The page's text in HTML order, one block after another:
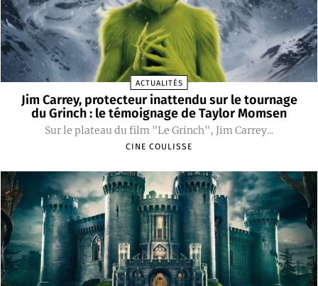
ACTUALITÉS
Jim Carrey, protecteur inattendu sur le tournage
du Grinch : le témoignage de Taylor Momsen
Sur le plateau du film "Le Grinch", Jim Carrey...
CINE COULISSE